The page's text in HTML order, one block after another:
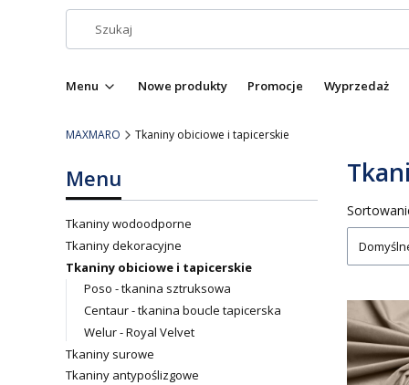
Menu Nowe produkty Promocje Wyprzedaż
MAXMARO Tkaniny obiciowe i tapicerskie
Menu
Tkaniny wodoodporne
Tkaniny dekoracyjne
Tkaniny obiciowe i tapicerskie
Poso - tkanina sztruksowa
Centaur - tkanina boucle tapicerska
Welur - Royal Velvet
Tkaniny surowe
Tkaniny antypoślizgowe
Lista